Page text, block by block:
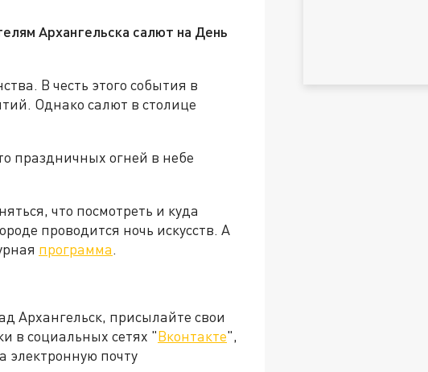
Архангельска салют на День
В честь этого события в
Однако салют в столице
праздничных огней в небе
что посмотреть и куда
проводится ночь искусств. А
программа.
Архангельск, присылайте свои
в социальных сетях "Вконтакте",
электронную почту